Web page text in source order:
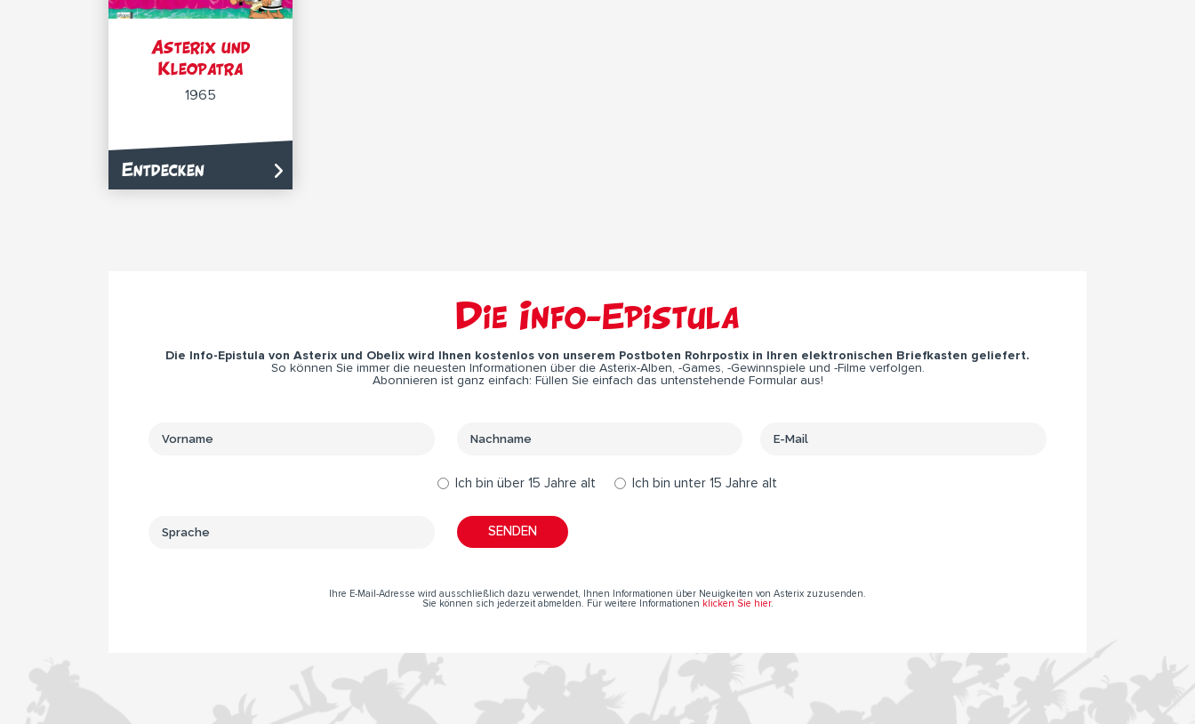
Asterix und
Kleopatra
1965
Entdecken
Die Info-Epistula
Die Info-Epistula von Asterix und Obelix wird Ihnen kostenlos von unserem Postboten Rohrpostix in Ihren elektronischen Briefkasten geliefert.
So können Sie immer die neuesten Informationen über die Asterix-Alben, -Games, -Gewinnspiele und -Filme verfolgen.
Abonnieren ist ganz einfach: Füllen Sie einfach das untenstehende Formular aus!
Ich bin über 15 Jahre alt Ich bin unter 15 Jahre alt
Ihre E-Mail-Adresse wird ausschließlich dazu verwendet, Ihnen Informationen über Neuigkeiten von Asterix zuzusenden.
Sie können sich jederzeit abmelden. Für weitere Informationen klicken Sie hier.